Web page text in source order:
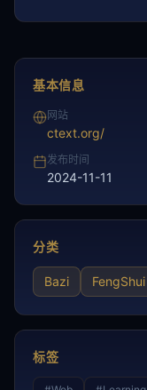
基本信息
网站
ctext.org/
发布时间
2024-11-11
分类
Bazi FengShui
标签